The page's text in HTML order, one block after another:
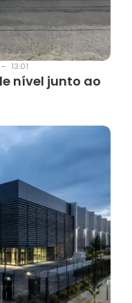
- 13:01
nível junto ao